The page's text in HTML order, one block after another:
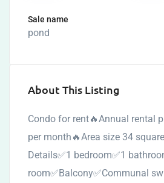
Sale name
pond
About This Listing
Condo for rent🔥Annual rental
per month🔥Area size 34
Details✅1 bedroom✅1
room✅Balcony✅Communal